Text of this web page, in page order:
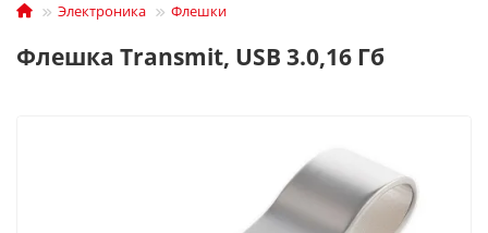
Электроника Флешки
Флешка Transmit, USB 3.0,16 Гб